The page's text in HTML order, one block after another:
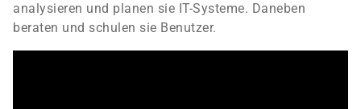
analysieren und planen sie IT-Systeme. Daneben
beraten und schulen sie Benutzer.